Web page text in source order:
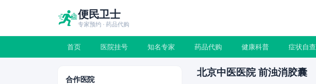
便民卫士
专家预约 · 药品代购
首页 医院挂号 知名专家 药品代购 健康科普 症状自查
合作医院
北京中医医院 前浊消胶囊